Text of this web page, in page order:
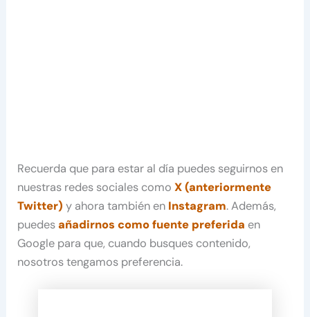
Recuerda que para estar al día puedes seguirnos en
nuestras redes sociales comoX (anteriormente
Twitter) y ahora también en Instagram. Además,
puedesañadirnos como fuente preferida en
Google para que, cuando busques contenido,
nosotros tengamos preferencia.